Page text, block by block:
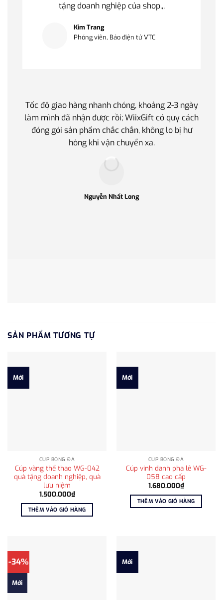
tặng doanh nghiệp của shop,,,
Kim Trang
Phóng viên, Báo điện tử VTC
Tốc độ giao hàng nhanh chóng, khoảng 2-3 ngày
làm mình đã nhận được rồi; WiixGift có quy cách
đóng gói sản phẩm chắc chắn, không lo bị hư
hỏng khi vận chuyển xa.
Nguyễn Nhất Long
SẢN PHẨM TƯƠNG TỰ
Mới
CÚP BÓNG ĐÁ
Cúp vàng thể thao WG-042
quà tặng doanh nghiệp, quà
lưu niệm
1.500.000₫
THÊM VÀO GIỎ HÀNG
Mới
CÚP BÓNG ĐÁ
Cúp vinh danh pha lê WG-
058 cao cấp
1.680.000₫
THÊM VÀO GIỎ HÀNG
-34%
Mới
Mới